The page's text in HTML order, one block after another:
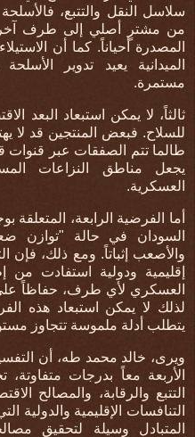
سلاسل النقل والتتبع،
من مشترٍ أصلي إلى طرف آخر
المصدرة أحياناً. كما أن
الميدانية يعيد تدوير
مستمرة.
ثالثاً، لا يمكن استبعاد البعد
للسلاح. فبعض المنتجين قد لا
طالما تتم الصفقات عبر قنوات
يجعل مناطق النزاعات
العسكرية.
أما الفرضية الرابعة، المتعلقة
السودان في حالة "توازن
والأصعب إثباتاً. ومع ذلك، فإن
إقليمية ودولية استفادت من
العسكري لأي طرف، حفاظاً
لذلك لا يمكن استبعاد هذه
يتطلب أدلة ملموسة تتجاوز
ويرى، خالد محمد طه، أن
الأربعة معاً بدرجات
التتبع والرقابة، والمصالح
التنافسات الإقليمية والدولية
المتبادل وسيلة لتحقيق